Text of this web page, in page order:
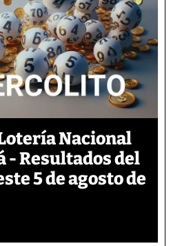
Nacional
- Resultados del
5 de agosto de